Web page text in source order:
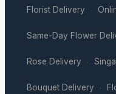
Florist Delivery ·
Same-Day Flower
Rose Delivery ·
Bouquet Delivery ·